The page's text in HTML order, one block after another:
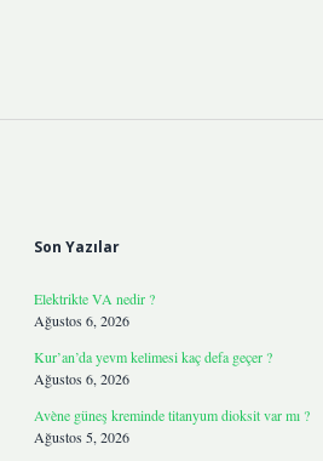
Son Yazılar
Elektrikte VA nedir ?
Ağustos 6, 2026
Kur’an’da yevm kelimesi kaç defa geçer ?
Ağustos 6, 2026
Avène güneş kreminde titanyum dioksit var mı ?
Ağustos 5, 2026